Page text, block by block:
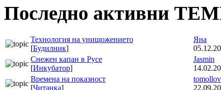
Последно активни
Технология на унищожението
[Будилник]
Яна
Снежен капан в Русе
[Инкубатор]
Jasmin
Времена на показност
[Читанка]
tomollov